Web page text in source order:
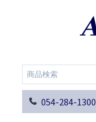
054-284-1300